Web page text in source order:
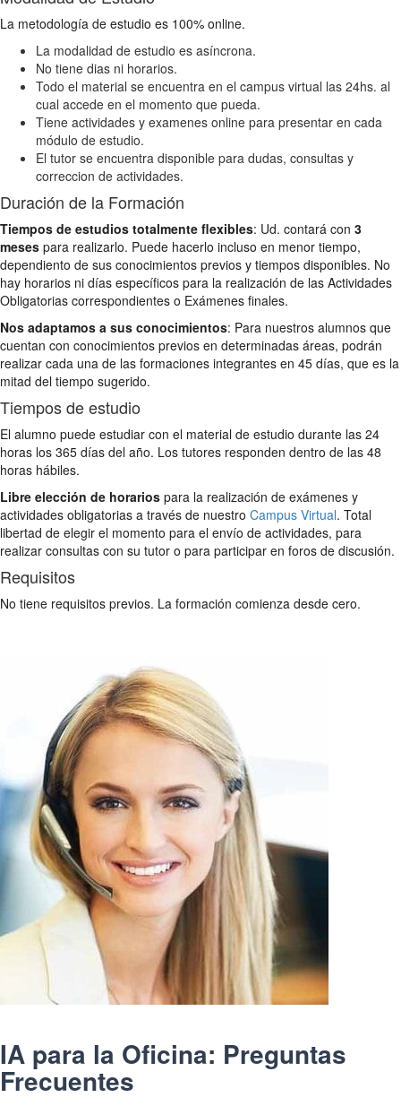
La metodología de estudio es 100% online.
La modalidad de estudio es asíncrona.
No tiene dias ni horarios.
Todo el material se encuentra en el campus virtual las 24hs. al
cual accede en el momento que pueda.
Tiene actividades y examenes online para presentar en cada
módulo de estudio.
El tutor se encuentra disponible para dudas, consultas y
correccion de actividades.
Duración de la Formación
Tiempos de estudios totalmente flexibles: Ud. contará con 3
meses para realizarlo. Puede hacerlo incluso en menor tiempo,
dependiento de sus conocimientos previos y tiempos disponibles. No
hay horarios ni días específicos para la realización de las Actividades
Obligatorias correspondientes o Exámenes finales.
Nos adaptamos a sus conocimientos: Para nuestros alumnos que
cuentan con conocimientos previos en determinadas áreas, podrán
realizar cada una de las formaciones integrantes en 45 días, que es la
mitad del tiempo sugerido.
Tiempos de estudio
El alumno puede estudiar con el material de estudio durante las 24
horas los 365 días del año. Los tutores responden dentro de las 48
horas hábiles.
Libre elección de horarios para la realización de exámenes y
actividades obligatorias a través de nuestro Campus Virtual. Total
libertad de elegir el momento para el envío de actividades, para
realizar consultas con su tutor o para participar en foros de discusión.
Requisitos
No tiene requisitos previos. La formación comienza desde cero.
IA para la Oficina: Preguntas
Frecuentes